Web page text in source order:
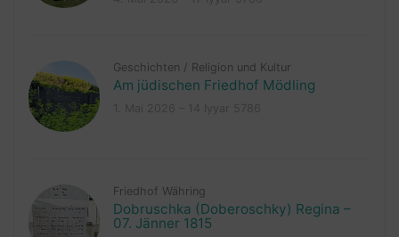
Geschichten / Religion und Kultur
Am jüdischen Friedhof Mödling
Friedhof Währing
Dobruschka (Doberoschky) Regina –
07. Jänner 1815